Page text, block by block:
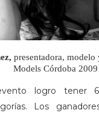
presentadora,
Models Córdoba 2009
logro tener
Los